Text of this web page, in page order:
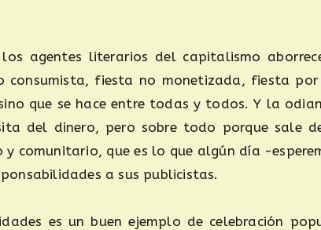
los agentes literarios del capitalismo
consumista, fiesta no monetizada, fiesta
que se hace entre todas y todos. Y la
del dinero, pero sobre todo porque sale
y comunitario, que es lo que algún día -
a sus publicistas.
es un buen ejemplo de celebración